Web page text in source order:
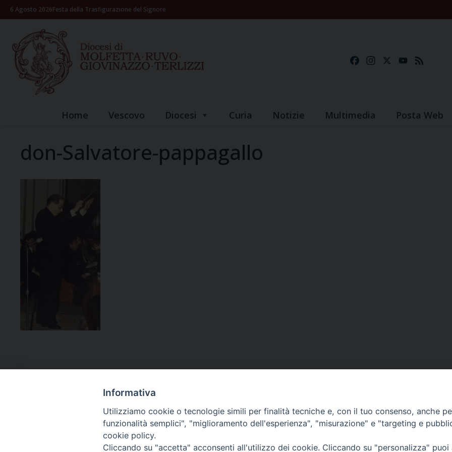
Skip6 Agosto 2026Festa della Trasfigurazione del Signore
FacebookInstagramYouTube
Home Vescovo Diocesi Curia Notizie Multimedia Posta Web
don-Salvatore-pappagallo
Ufficio Comunicazioni sociali
Informativa
Utilizziamo cookie o tecnologie simili per finalità tecniche e, con il tuo consenso, anche
funzionalità semplici", "miglioramento dell'esperienza", "misurazione" e "targeting e
cookie policy.
Cliccando su "accetta" acconsenti all'utilizzo dei cookie. Cliccando su "personalizza"